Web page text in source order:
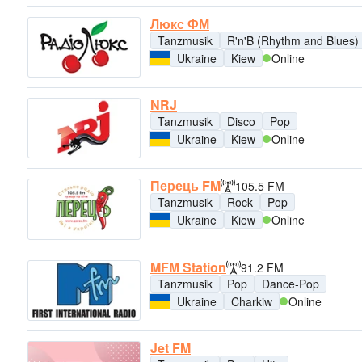
Люкс ФМ
Tanzmusik
R'n'B (Rhythm and Blues)
Ukraine
Kiew Online
NRJ
Tanzmusik Disco
Pop
Ukraine
Kiew Online
Перець FM
105.5 FM
Tanzmusik
Rock
Pop
Ukraine
Kiew Online
MFM Station
91.2 FM
Tanzmusik
Pop
Dance-Pop
Ukraine
Charkiw Online
Jet FM